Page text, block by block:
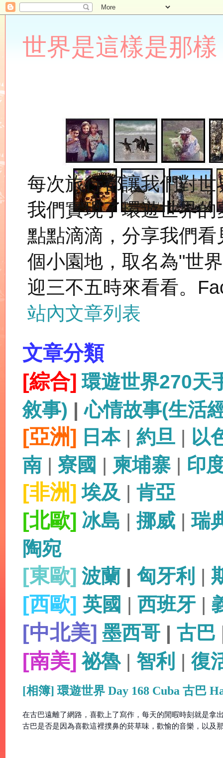
世界是這樣是那樣
每次旅行都讓我們對
我們實現了環遊世界
點點滴滴，分享我們
個小園地，取名為"世
迎三不五時來看看。
站內文章列表
文章分類
[綜合] 環遊世界270天
敘事) |心情故事(生活
[亞洲] 日本| 約旦 | 以
南 | 寮國 | 柬埔寨| 印
[非洲] 埃及 | 肯亞
[北歐] 冰島 |挪威 |瑞
陶宛
[東歐] 波蘭 | 匈牙利 |
[西歐] 英國 | 西班牙 |
[中北美] 墨西哥 | 古巴
[南美] 祕魯| 智利 |復
[相簿] 環遊世界 Day 168 Cuba 古巴
在古巴遠離了網路，喜歡上了寫作，每天的閒暇時刻就是拿
古巴是否是因為喜歡這裡撲鼻的菸草味，歡愉的音樂，以及